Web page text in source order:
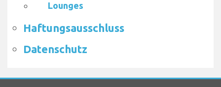
Lounges
Haftungsausschluss
Datenschutz